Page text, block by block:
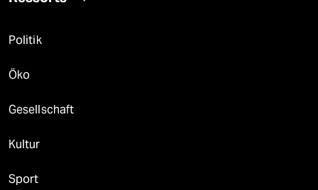
Politik
Öko
Gesellschaft
Kultur
Sport